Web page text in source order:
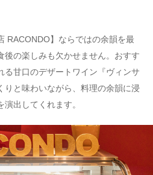
RACONDO】ならではの余韻を最
後の楽しみも欠かせません。おすす
る甘口のデザートワイン『ヴィンサ
りと味わいながら、料理の余韻に浸
出してくれます。